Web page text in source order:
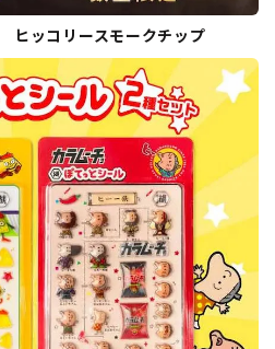
ッコリースモークチップ